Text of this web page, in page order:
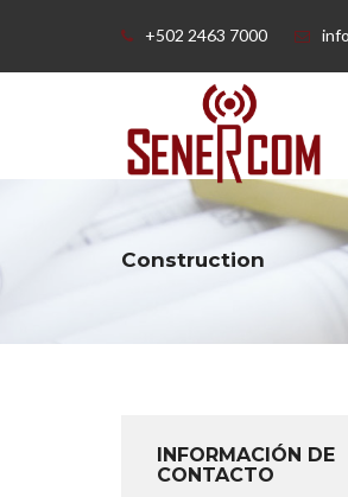
+502 2463 7000
Construction
INFORMACIÓN DE
CONTACTO